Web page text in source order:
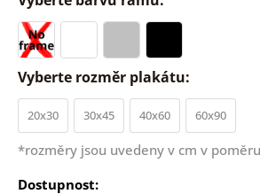
Vyberte rozměr plakátu:
20x30 30x45 40x60 60x90
*rozměry jsou uvedeny v cm v
Dostupnost: